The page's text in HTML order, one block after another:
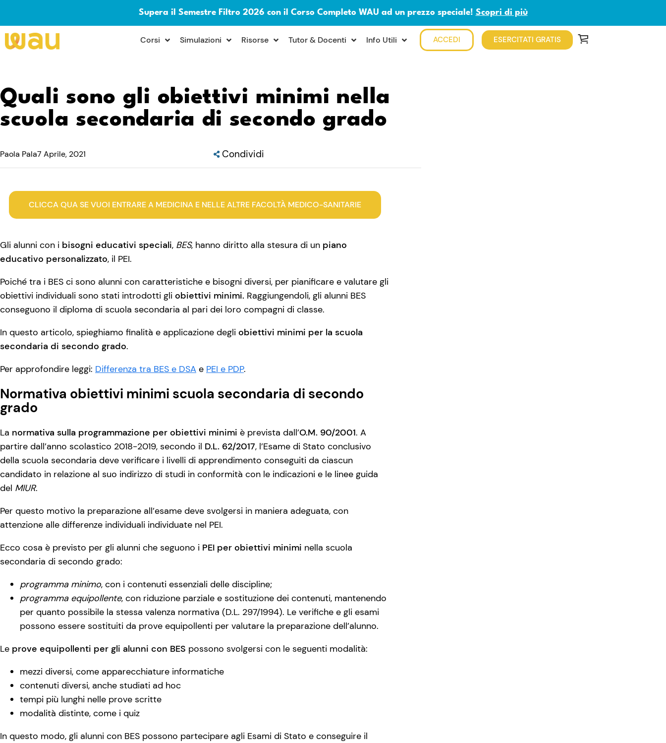
Supera il Semestre Filtro 2026 con il Corso Completo WAU ad un prezzo speciale! Scopri di più
× Corsi Simulazioni Risorse Tutor & Docenti Info Utili ACCEDI ESERCITATI GRATIS
Quali sono gli obiettivi minimi nella
scuola secondaria di secondo grado
Paola Pala7 Aprile, 2021 Condividi
CLICCA QUA SE VUOI ENTRARE A MEDICINA E NELLE ALTRE FACOLTÀ MEDICO-SANITARIE
Gli alunni con i bisogni educativi speciali, BES, hanno diritto alla stesura di un piano
educativo personalizzato, il PEI.
Poiché tra i BES ci sono alunni con caratteristiche e bisogni diversi, per pianificare e valutare gli
obiettivi individuali sono stati introdotti gli obiettivi minimi. Raggiungendoli, gli alunni BES
conseguono il diploma di scuola secondaria al pari dei loro compagni di classe.
In questo articolo, spieghiamo finalità e applicazione degli obiettivi minimi per la scuola
secondaria di secondo grado.
Per approfondire leggi: Differenza tra BES e DSA e PEI e PDP.
Normativa obiettivi minimi scuola secondaria di secondo
grado
La normativa sulla programmazione per obiettivi minimi è prevista dall’O.M. 90/2001. A
partire dall’anno scolastico 2018-2019, secondo il D.L. 62/2017, l’Esame di Stato conclusivo
della scuola secondaria deve verificare i livelli di apprendimento conseguiti da ciascun
candidato in relazione al suo indirizzo di studi in conformità con le indicazioni e le linee guida
del MIUR.
Per questo motivo la preparazione all’esame deve svolgersi in maniera adeguata, con
attenzione alle differenze individuali individuate nel PEI.
Ecco cosa è previsto per gli alunni che seguono i PEI per obiettivi minimi nella scuola
secondaria di secondo grado:
programma minimo, con i contenuti essenziali delle discipline;
programma equipollente, con riduzione parziale e sostituzione dei contenuti, mantenendo
per quanto possibile la stessa valenza normativa (D.L. 297/1994). Le verifiche e gli esami
possono essere sostituiti da prove equipollenti per valutare la preparazione dell’alunno.
Le prove equipollenti per gli alunni con BES possono svolgersi con le seguenti modalità:
mezzi diversi, come apparecchiature informatiche
contenuti diversi, anche studiati ad hoc
tempi più lunghi nelle prove scritte
modalità distinte, come i quiz
In questo modo, gli alunni con BES possono partecipare agli Esami di Stato e conseguire il